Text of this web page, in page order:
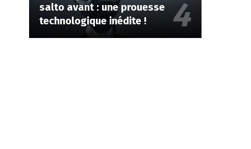
salto avant : une prouesse
technologique inédite !